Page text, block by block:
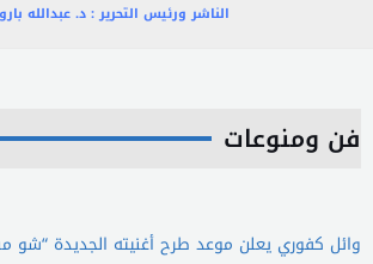
الناشر ورئيس التحرير : د. عبدالله
فن ومنوعات
وائل كفوري يعلن موعد طرح أغنيته الجديدة “شو